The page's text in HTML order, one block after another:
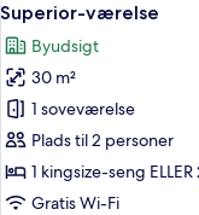
alle
billeder
af
Superior-
værelse
10
Superior-værelse
Byudsigt
30 m²
1 soveværelse
Plads til 2 personer
1 kingsize-seng
Gratis Wi-Fi